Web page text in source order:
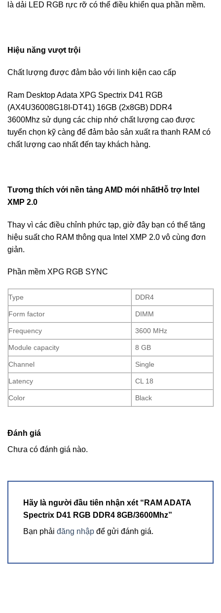
là dải LED RGB rực rỡ có thể điều khiển qua phần mềm.
Hiệu năng vượt trội
Chất lượng được đảm bảo với linh kiện cao cấp
Ram Desktop Adata XPG Spectrix D41 RGB
(AX4U36008G18I-DT41) 16GB (2x8GB) DDR4
3600Mhz sử dụng các chip nhớ chất lượng cao được
tuyển chọn kỹ càng để đảm bảo sản xuất ra thanh RAM có
chất lượng cao nhất đến tay khách hàng.
Tương thích với nền tảng AMD mới nhấtHỗ trợ Intel
XMP 2.0
Thay vì các điều chỉnh phức tạp, giờ đây bạn có thể tăng
hiệu suất cho RAM thông qua Intel XMP 2.0 vô cùng đơn
giản.
Phần mềm XPG RGB SYNC
Type DDR4
Form factor DIMM
Frequency 3600 MHz
Module capacity 8 GB
Channel Single
Latency CL 18
Color Black
Đánh giá
Chưa có đánh giá nào.
Hãy là người đầu tiên nhận xét “RAM ADATA
Spectrix D41 RGB DDR4 8GB/3600Mhz”
Bạn phải đăng nhập để gửi đánh giá.